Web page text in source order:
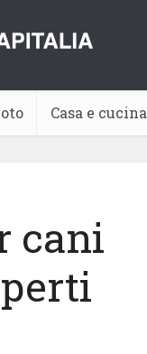
Casa e cucina
cani